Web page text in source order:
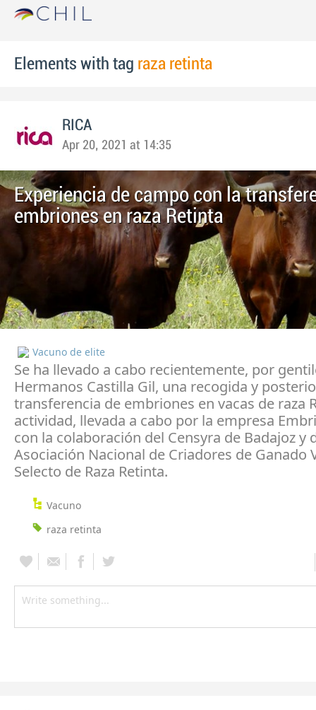
Elements with tag raza retinta
RICA
Apr 20, 2021 at 14:35
Experiencia de campo con la
embriones en raza Retinta
Vacuno de elite
Se ha llevado a cabo recientemente, por
Hermanos Castilla Gil, una recogida y
transferencia de embriones en vacas de raza
actividad, llevada a cabo por la empresa
con la colaboración del Censyra de Badajoz y
Asociación Nacional de Criadores de Ganado
Selecto de Raza Retinta.
Vacuno
raza retinta